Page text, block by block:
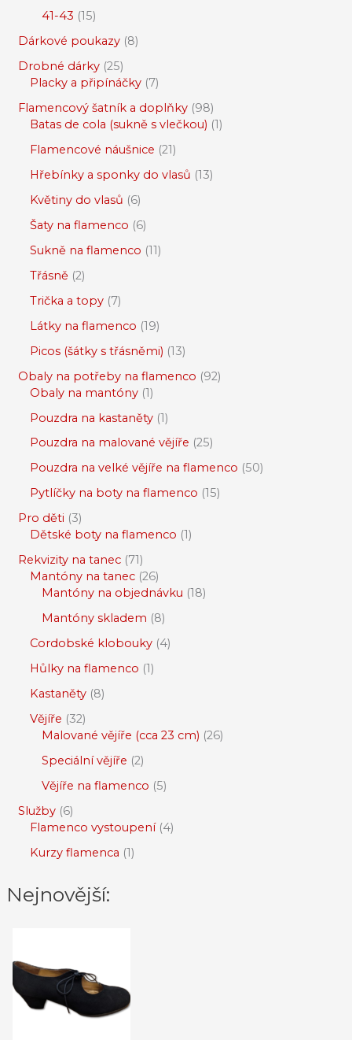
41-43 15
Dárkové poukazy 8
Drobné dárky 25
Placky a připínáčky 7
Flamencový šatník a doplňky 98
Batas de cola (sukně s vlečkou) 1
Flamencové náušnice 21
Hřebínky a sponky do vlasů 13
Květiny do vlasů 6
Šaty na flamenco 6
Sukně na flamenco 11
Třásně 2
Trička a topy 7
Látky na flamenco 19
Picos (šátky s třásněmi) 13
Obaly na potřeby na flamenco 92
Obaly na mantóny 1
Pouzdra na kastaněty 1
Pouzdra na malované vějíře 25
Pouzdra na velké vějíře na flamenco 50
Pytlíčky na boty na flamenco 15
Pro děti 3
Dětské boty na flamenco 1
Rekvizity na tanec 71
Mantóny na tanec 26
Mantóny na objednávku 18
Mantóny skladem 8
Cordobské klobouky 4
Hůlky na flamenco 1
Kastaněty 8
Vějíře 32
Malované vějíře (cca 23 cm) 26
Speciální vějíře 2
Vějíře na flamenco 5
Služby 6
Flamenco vystoupení 4
Kurzy flamenca 1
Nejnovější: